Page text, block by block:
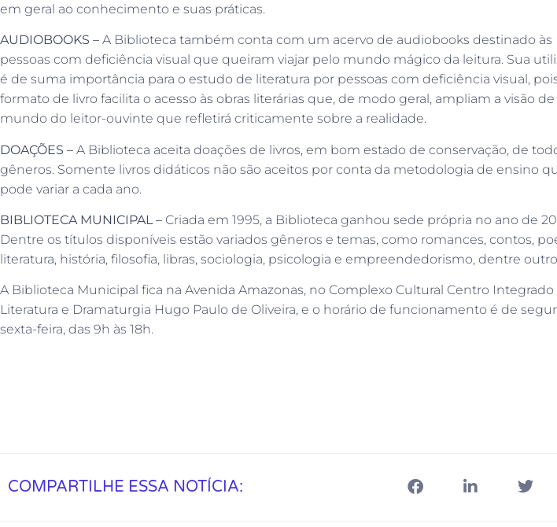
em geral ao conhecimento e suas práticas.
AUDIOBOOKS – A Biblioteca também conta com um acervo de audiobooks destinado às
pessoas com deficiência visual que queiram viajar pelo mundo mágico da leitura. Sua
é de suma importância para o estudo de literatura por pessoas com deficiência visual,
formato de livro facilita o acesso às obras literárias que, de modo geral, ampliam a visão de
mundo do leitor-ouvinte que refletirá criticamente sobre a realidade.
DOAÇÕES – A Biblioteca aceita doações de livros, em bom estado de conservação, de
gêneros. Somente livros didáticos não são aceitos por conta da metodologia de ensino
pode variar a cada ano.
BIBLIOTECA MUNICIPAL – Criada em 1995, a Biblioteca ganhou sede própria no ano de
Dentre os títulos disponíveis estão variados gêneros e temas, como romances, contos,
literatura, história, filosofia, libras, sociologia, psicologia e empreendedorismo, dentre
A Biblioteca Municipal fica na Avenida Amazonas, no Complexo Cultural Centro Integrado
Literatura e Dramaturgia Hugo Paulo de Oliveira, e o horário de funcionamento é de
sexta-feira, das 9h às 18h.
COMPARTILHE ESSA NOTÍCIA: